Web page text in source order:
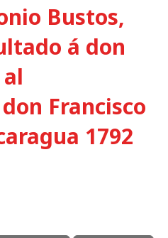
Bustos,
á don
Francisco
1792